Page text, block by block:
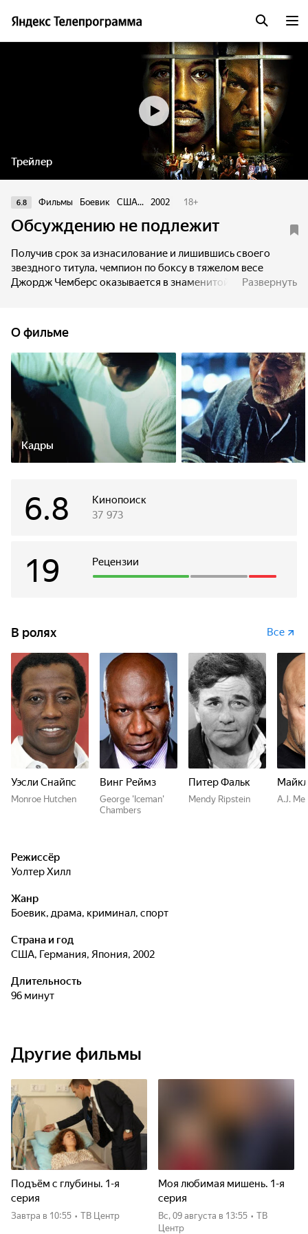
Трейлер
6.8 Фильмы Боевик США... 2002 18+
Обсуждению не подлежит
Получив срок за изнасилование и лишившись своего
звездного титула, чемпион по боксу в тяжелом весе
Джордж Чемберс оказывается в знаменитой своими
Хатчен. Непобедимый Чемберс знает, что в мире нет
боксера лучше него, и он готов это доказать. Но и Хатчен
не собирается проигрывать. Это поединок не на жизнь, а
на смерть.
Развернуть
О фильме
Кадры
Кинопоиск
6.8 37 973
Рецензии
19
В ролях Все
Уэсли Снайпс
Monroe Hutchen
Винг Реймз
George 'Iceman'
Chambers
Питер Фальк
Mendy Ripstein A.J.
Режиссёр
Уолтер Хилл
Жанр
боевик, драма, криминал, спорт
Страна и год
США, Германия, Япония, 2002
Длительность
96 минут
Другие фильмы
Подъём с глубины. 1-я
серия
Завтра в 10:55 • ТВ Центр
Моя любимая мишень. 1-я
серия
вс, 09 августа в 13:55 • ТВ
Центр